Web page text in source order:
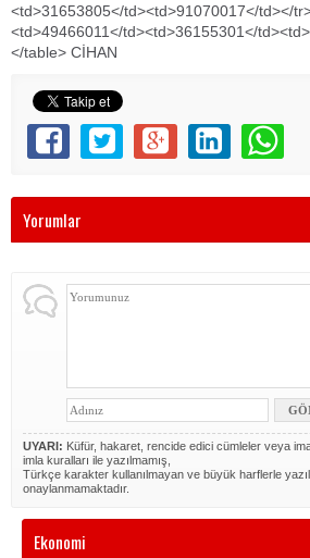
<td>31653805</td><td>91070017</td></
<td>49466011</td><td>36155301</
</table> CİHAN
Yorumlar
UYARI: Küfür, hakaret, rencide edici cümleler veya
imla kuralları ile yazılmamış,
Türkçe karakter kullanılmayan ve büyük harflerle
onaylanmamaktadır.
Ekonomi